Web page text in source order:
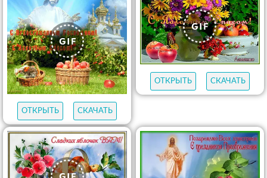
ОТКРЫТЬ СКАЧАТЬ ОТКРЫТЬ СКАЧАТЬ
ОТКРЫТЬ СКАЧАТЬ